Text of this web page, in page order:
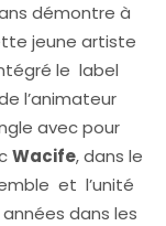
démontre à
jeune artiste
le label
l’animateur
avec pour
Wacife, dans le
et l’unité
dans les